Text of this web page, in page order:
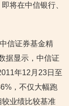
将在中信银行、
信证券基金精
据显示，中信证
年12月23日至
，不仅大幅跑
业绩比较基准